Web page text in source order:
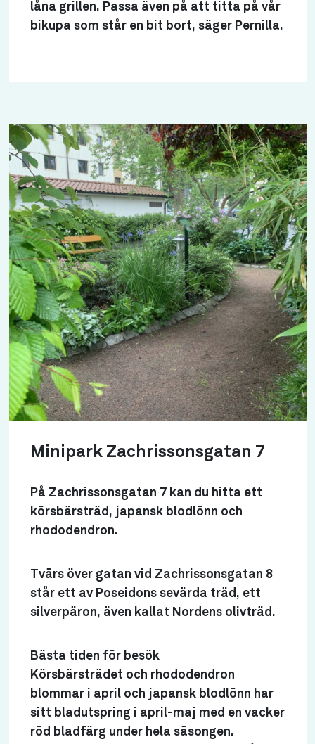
låna grillen. Passa även på att titta på vår
bikupa som står en bit bort, säger Pernilla.
Minipark Zachrissonsgatan 7
På Zachrissonsgatan 7 kan du hitta ett
körsbärsträd, japansk blodlönn och
rhododendron.
Tvärs över gatan vid Zachrissonsgatan 8
står ett av Poseidons sevärda träd, ett
silverpäron, även kallat Nordens olivträd.
Bästa tiden för besök
Körsbärsträdet och rhododendron
blommar i april och japansk blodlönn har
sitt bladutspring i april-maj med en vacker
röd bladfärg under hela säsongen.